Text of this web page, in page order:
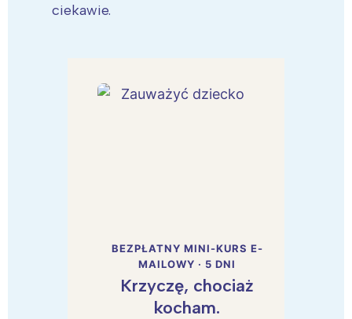
ciekawie.
BEZPŁATNY MINI-KURS E-
MAILOWY · 5 DNI
Krzyczę, chociaż
kocham.